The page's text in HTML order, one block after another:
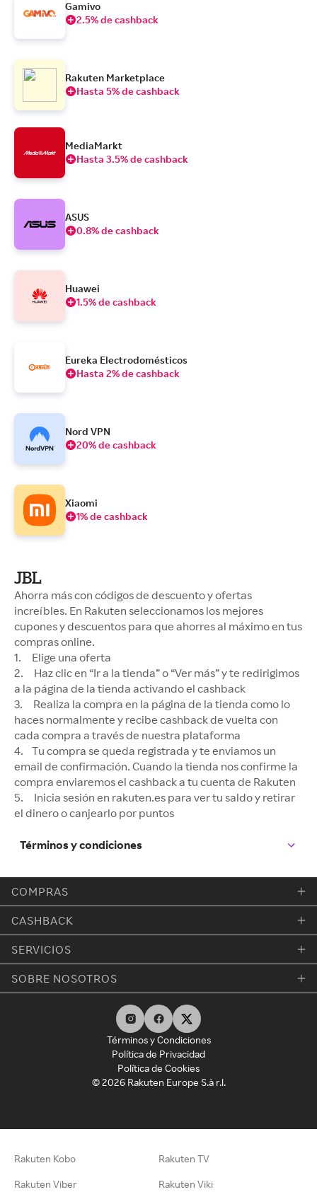
Gamivo
2.5% de cashback
Rakuten Marketplace
Hasta 5% de cashback
MediaMarkt
Hasta 3.5% de cashback
ASUS
0.8% de cashback
Huawei
1.5% de cashback
Eureka Electrodomésticos
Hasta 2% de cashback
Nord VPN
20% de cashback
Xiaomi
1% de cashback
JBL
Ahorra más con códigos de descuento y ofertas
increíbles. En Rakuten seleccionamos los mejores
cupones y descuentos para que ahorres al máximo en tus
compras online.
1. Elige una oferta
2. Haz clic en “Ir a la tienda” o “Ver más” y te redirigimos
a la página de la tienda activando el cashback
3. Realiza la compra en la página de la tienda como lo
haces normalmente y recibe cashback de vuelta con
cada compra a través de nuestra plataforma
4. Tu compra se queda registrada y te enviamos un
email de confirmación. Cuando la tienda nos confirme la
compra enviaremos el cashback a tu cuenta de Rakuten
5. Inicia sesión en rakuten.es para ver tu saldo y retirar
el dinero o canjearlo por puntos
Términos y condiciones
COMPRAS
CASHBACK
SERVICIOS
SOBRE NOSOTROS
Términos y Condiciones
Política de Privacidad
Política de Cookies
© 2026 Rakuten Europe S.à r.l.
Rakuten Kobo Rakuten TV
Rakuten Viber Rakuten Viki